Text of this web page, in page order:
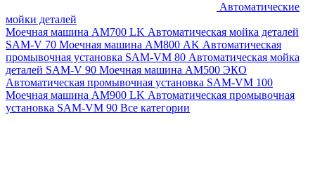
Автоматические
мойки деталей
Моечная машина AM700 LK Автоматическая мойка деталей
SAM-V 70 Моечная машина АМ800 AK Автоматическая
промывочная установка SAM-VM 80 Автоматическая мойка
деталей SAM-V 90 Моечная машина АМ500 ЭКО
Автоматическая промывочная установка SAM-VM 100
Моечная машина AM900 LK Автоматическая промывочная
установка SAM-VM 90 Все категории